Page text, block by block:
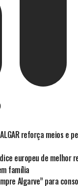
reforça meios e
europeu de melhor
família
Algarve” para